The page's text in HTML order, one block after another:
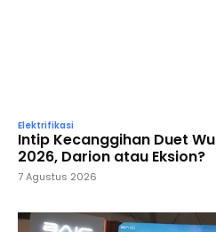
Elektrifikasi
Intip Kecanggihan Duet
2026, Darion atau Eksion?
7 Agustus 2026